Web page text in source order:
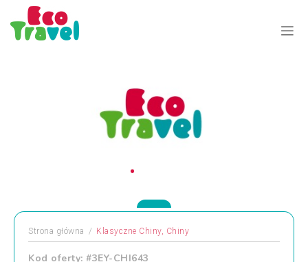
Strona główna Klasyczne Chiny, Chiny
Kod oferty: #3EY-CHI643